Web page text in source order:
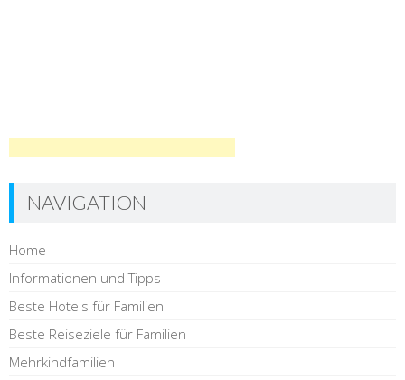
NAVIGATION
Home
Informationen und Tipps
Beste Hotels für Familien
Beste Reiseziele für Familien
Mehrkindfamilien